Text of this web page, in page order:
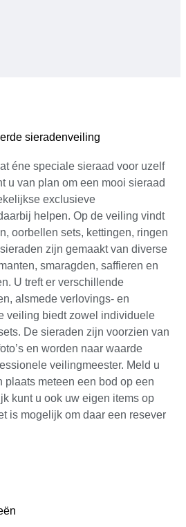
sieradenveiling
éne speciale sieraad voor uzelf
u van plan om een mooi sieraad
exclusieve
helpen. Op de veiling vindt
oorbellen sets, kettingen, ringen
zijn gemaakt van diverse
smaragden, saffieren en
U treft er verschillende
alsmede verlovings- en
veiling biedt zowel individuele
De sieraden zijn voorzien van
en worden naar waarde
veilingmeester. Meld u
plaats meteen een bod op een
kunt u ook uw eigen items op
is mogelijk om daar een resever